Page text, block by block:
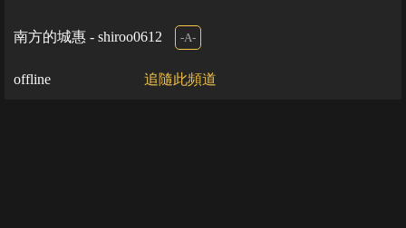
南方的城惠 - shiroo0612 -A-
offline 追隨此頻道